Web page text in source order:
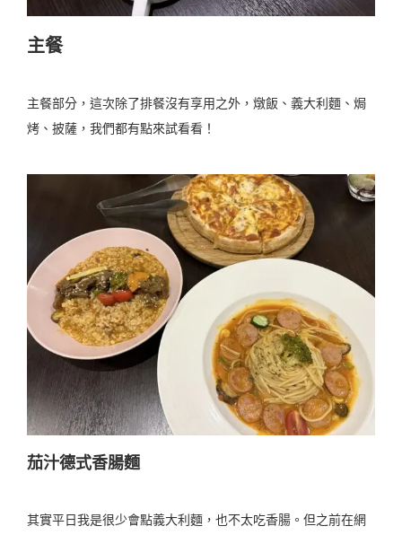
主餐
主餐部分，這次除了排餐沒有享用之外，燉飯、義大利麵、焗
烤、披薩，我們都有點來試看看！
茄汁德式香腸麵
其實平日我是很少會點義大利麵，也不太吃香腸。但之前在網